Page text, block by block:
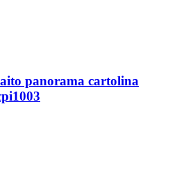
panorama cartolina